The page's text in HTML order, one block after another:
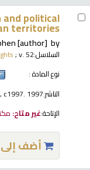
political
territories
by
[author]
السلاسل:; v. 52
نوع المادة :
الناشر:c1997. 1997
الإتاحة:غير متاح:
أضف إلى